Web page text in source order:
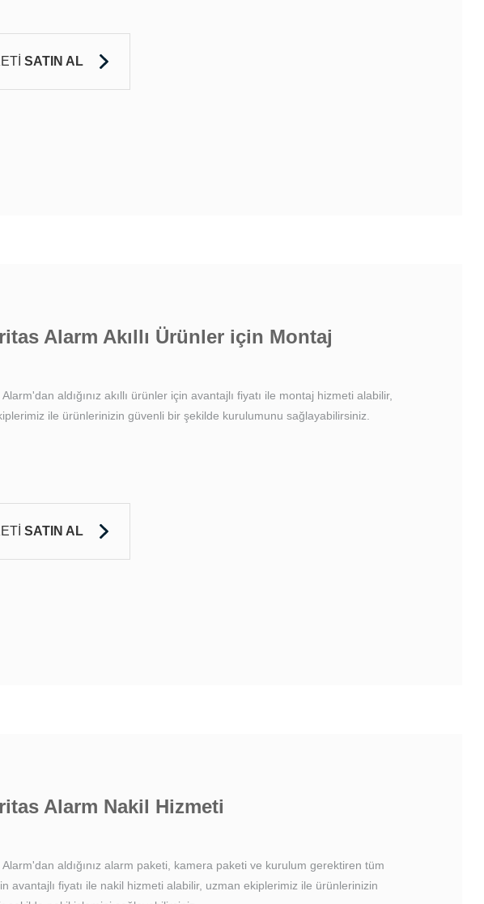
SATIN AL
Alarm Akıllı Ürünler için Montaj
aldığınız akıllı ürünler için avantajlı fiyatı ile montaj hizmeti alabilir,
ile ürünlerinizin güvenli bir şekilde kurulumunu sağlayabilirsiniz.
SATIN AL
Alarm Nakil Hizmeti
Alarm'dan aldığınız alarm paketi, kamera paketi ve kurulum gerektiren tüm
avantajlı fiyatı ile nakil hizmeti alabilir, uzman ekiplerimiz ile ürünlerinizin